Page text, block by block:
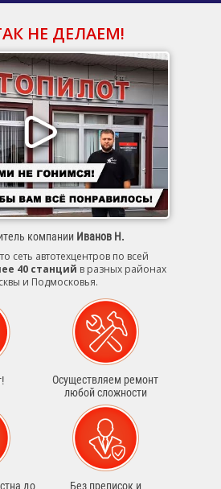
НЕ ДЕЛАЕМ!
компании Иванов Н.
сеть автотехцентров по всей
40 станций в разных районах
и Подмосковья.
Осуществляем ремонт
любой сложности
до
Без преписок и